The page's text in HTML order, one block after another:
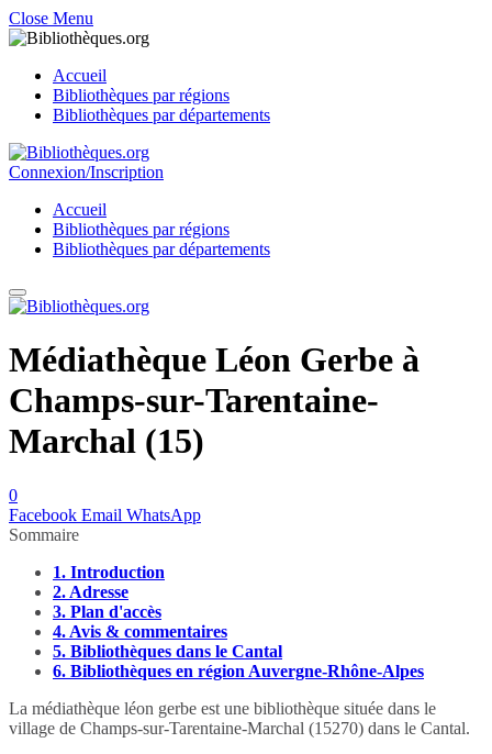
Close Menu
Accueil
Bibliothèques par régions
Bibliothèques par départements
Connexion/Inscription
Accueil
Bibliothèques par régions
Bibliothèques par départements
Médiathèque Léon Gerbe à
Champs-sur-Tarentaine-
Marchal (15)
0
Facebook Email WhatsApp
Sommaire
1. Introduction
2. Adresse
3. Plan d'accès
4. Avis & commentaires
5. Bibliothèques dans le Cantal
6. Bibliothèques en région Auvergne-Rhône-Alpes
La médiathèque léon gerbe est une bibliothèque située dans le
village de Champs-sur-Tarentaine-Marchal (15270) dans le Cantal.